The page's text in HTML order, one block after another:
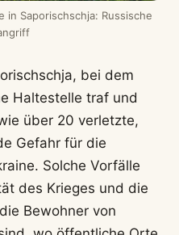
in Saporischschja: Russische
bei dem
Haltestelle traf und
über 20 verletzte,
Gefahr für die
Solche Vorfälle
des Krieges und die
Bewohner von